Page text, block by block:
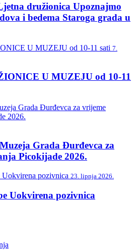
družionica Upoznajmo
i bedema Staroga grada u
7.
U MUZEJU od 10-11
Grada Đurđevca za
Picokijade 2026.
23. lipnja 2026.
Uokvirena pozivnica